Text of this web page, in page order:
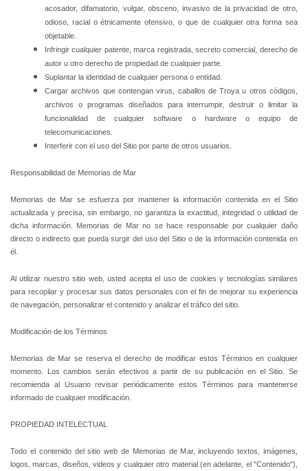
acosador, difamatorio, vulgar, obsceno, invasivo de la privacidad de otro,
odioso, racial o étnicamente ofensivo, o que de cualquier otra forma sea
objetable.
Infringir cualquier patente, marca registrada, secreto comercial, derecho de
autor u otro derecho de propiedad de cualquier parte.
Suplantar la identidad de cualquier persona o entidad.
Cargar archivos que contengan virus, caballos de Troya u otros códigos,
archivos o programas diseñados para interrumpir, destruir o limitar la
funcionalidad de cualquier software o hardware o equipo de
telecomunicaciones.
Interferir con el uso del Sitio por parte de otros usuarios.
Responsabilidad de Memorias de Mar
Memorias de Mar se esfuerza por mantener la información contenida en el Sitio
actualizada y precisa, sin embargo, no garantiza la exactitud, integridad o utilidad de
dicha información. Memorias de Mar no se hace responsable por cualquier daño
directo o indirecto que pueda surgir del uso del Sitio o de la información contenida en
él.
Al utilizar nuestro sitio web, usted acepta el uso de cookies y tecnologías similares
para recopilar y procesar sus datos personales con el fin de mejorar su experiencia
de navegación, personalizar el contenido y analizar el tráfico del sitio.
Modificación de los Términos
Memorias de Mar se reserva el derecho de modificar estos Términos en cualquier
momento. Los cambios serán efectivos a partir de su publicación en el Sitio. Se
recomienda al Usuario revisar periódicamente estos Términos para mantenerse
informado de cualquier modificación.
PROPIEDAD INTELECTUAL
Todo el contenido del sitio web de Memorias de Mar, incluyendo textos, imágenes,
logos, marcas, diseños, videos y cualquier otro material (en adelante, el "Contenido"),